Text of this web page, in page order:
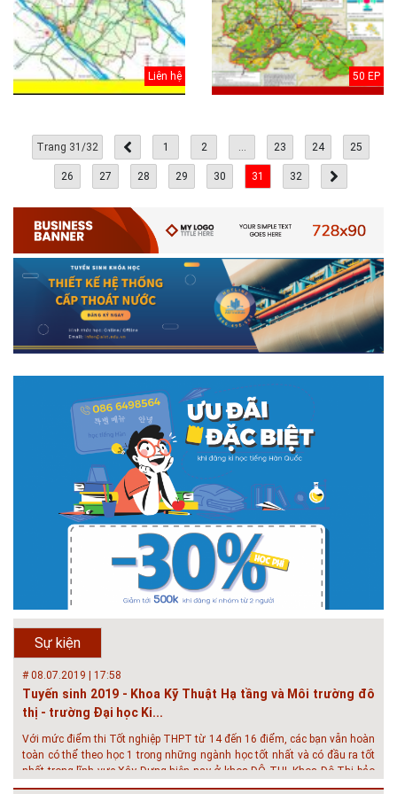
Liên hệ 50 EP
Trang 31/32 1 2 23 24 25
26 27 28 29 30 31 32
Sự kiện
# 05.04.2025 | 17:16
Tuyển sinh 2025, Khoa kỹ thuật hạ tầng và môi trường đô thị
- Đại học Kiến trúc...
Thông tin tuyển sinh đại học 2025 Khoa kỹ thuật hạ tầng và môi trường
đô thị - Đại học Kiến trúc Hà Nội Tuyển sinh đại học với 280 chỉ tiêu, thời
gian đào tạo 4,5 năm
# 05.04.2020 | 20:30
GIAO LƯU TRỰC TUYẾN - TƯ VẤN TUYỂN SINH ĐẠI HỌC
CHÍNH QUY ĐẠI HỌC KIẾN TRÚC NĂM...
Năm nay, kỳ thi THPT quốc gia dự kiến diễn ra vào tháng 8. Trường Đại
học Kiến trúc Hà Nội chúc các bạn học sinh cuối cấp ôn thi thật tốt MỜI
QUÝ PHỤ HUYNH VÀ CÁC EM ĐÓN XEM GIAO LƯU TRỰC TUYẾN "TƯ
VẤN TUYỂN SINH ĐẠI H...
# 08.07.2019 | 17:58
Tuyến sinh 2019 - Khoa Kỹ Thuật Hạ tầng và Môi trường đô
thị - trường Đại học Ki...
Với mức điểm thi Tốt nghiệp THPT từ 14 đến 16 điểm, các bạn vẫn hoàn
toàn có thể theo học 1 trong những ngành học tốt nhất và có đầu ra tốt
nhất trong lĩnh vực Xây Dựng hiện nay ở khoa ĐÔ THỊ. Khoa Đô Thị bảo
đảm 100% t...